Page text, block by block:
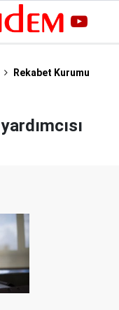
Rekabet Kurumu